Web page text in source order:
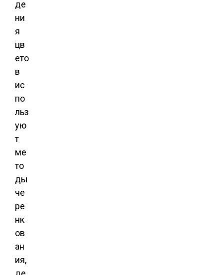
де
ни
я
цв
ето
в
ис
по
льз
ую
т
ме
то
ды
че
ре
нк
ов
ан
ия,